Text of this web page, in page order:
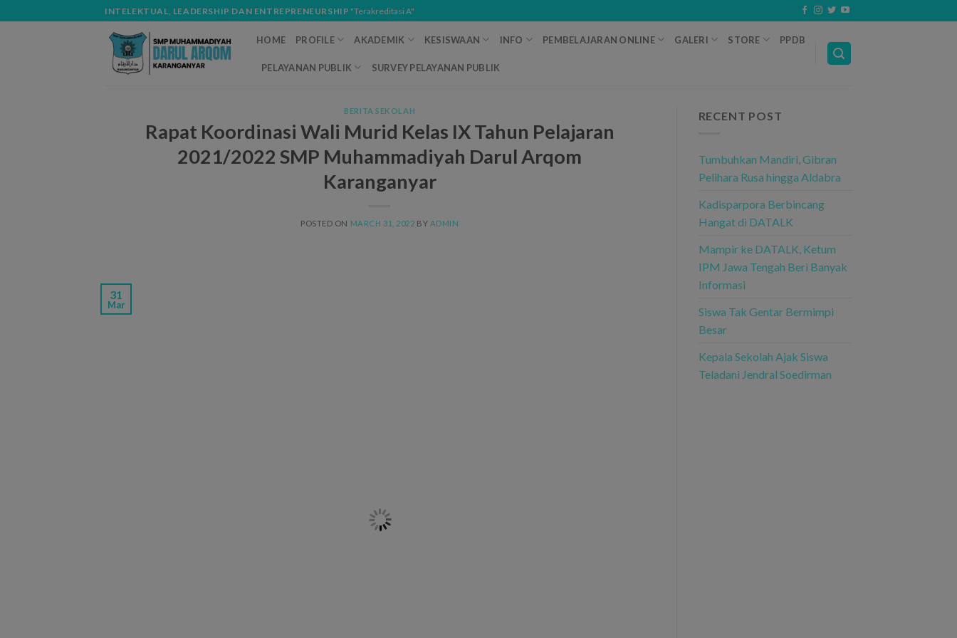
to
INTELEKTUAL, LEADERSHIP DAN ENTREPRENEURSHIP "Terakreditasi A"
HOME PROFILE AKADEMIK KESISWAAN INFO PEMBELAJARAN ONLINE GALERI STORE PPDB
PELAYANAN PUBLIK SURVEY PELAYANAN PUBLIK
BERITA SEKOLAH
Rapat Koordinasi Wali Murid Kelas IX Tahun Pelajaran
2021/2022 SMP Muhammadiyah Darul Arqom
Karanganyar
POSTED ON MARCH 31, 2022 BY ADMIN
31
Mar
RECENT POST
Tumbuhkan Mandiri, Gibran
Pelihara Rusa hingga Aldabra
Kadisparpora Berbincang
Hangat di DATALK
Mampir ke DATALK, Ketum
IPM Jawa Tengah Beri Banyak
Informasi
Siswa Tak Gentar Bermimpi
Besar
Kepala Sekolah Ajak Siswa
Teladani Jendral Soedirman